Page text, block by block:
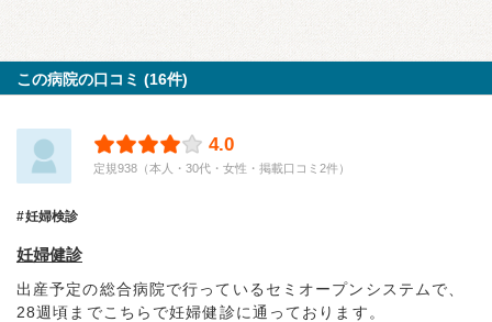
この病院の口コミ (16件)
4.0
定規938（本人・30代・女性・掲載口コミ2件）
妊婦検診
妊婦健診
出産予定の総合病院で行っているセミオープンシステムで、
28週頃までこちらで妊婦健診に通っております。